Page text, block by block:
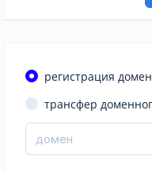
регистрация
трансфер